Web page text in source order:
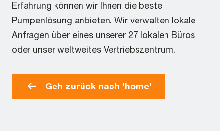
Erfahrung können wir Ihnen die beste
Pumpenlösung anbieten. Wir verwalten lokale
Anfragen über eines unserer 27 lokalen Büros
oder unser weltweites Vertriebszentrum.
Geh zurück nach 'home'